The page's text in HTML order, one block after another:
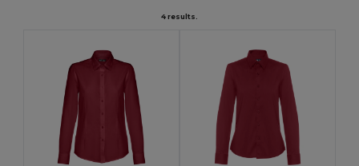
4 results.